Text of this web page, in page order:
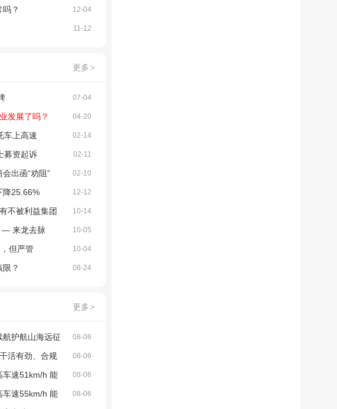
12-04
？
11-12
更多 >
07-04
04-20
发展了吗？
02-14
车上高速
02-11
募资起诉
02-10
出函“劝阻”
12-12
降25.66%
10-14
不被利益集团
10-05
— 来龙去脉
10-04
但严管
08-24
？
更多 >
08-06
护航山海远征
08-06
活有劲、合规
08-06
车速51km/h 能
08-06
车速55km/h 能